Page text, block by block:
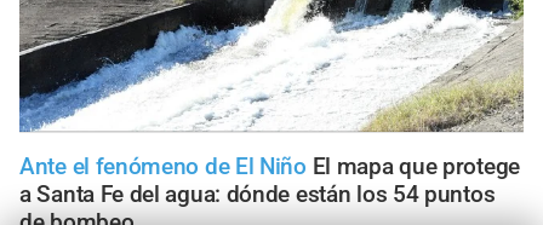
Ante el fenómeno de El Niño El mapa que protege
a Santa Fe del agua: dónde están los 54 puntos